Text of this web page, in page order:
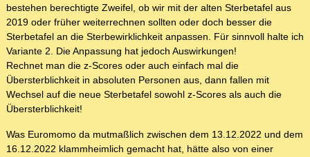
bestehen berechtigte Zweifel, ob wir mit der alten Sterbetafel aus
2019 oder früher weiterrechnen sollten oder doch besser die
Sterbetafel an die Sterbewirklichkeit anpassen. Für sinnvoll halte ich
Variante 2. Die Anpassung hat jedoch Auswirkungen!
Rechnet man die z-Scores oder auch einfach mal die
Übersterblichkeit in absoluten Personen aus, dann fallen mit
Wechsel auf die neue Sterbetafel sowohl z-Scores als auch die
Übersterblichkeit!
Was Euromomo da mutmaßlich zwischen dem 13.12.2022 und dem
16.12.2022 klammheimlich gemacht hat, hätte also von einer